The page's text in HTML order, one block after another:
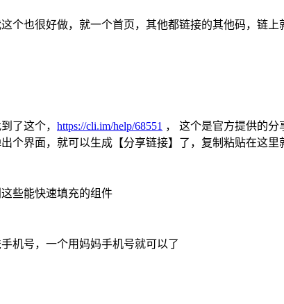
个也很好做，就一个首页，其他都链接的其他码，链上
了这个， https://cli.im/help/68551 ， 这个是官方提供的
个界面，就可以生成【分享链接】了，复制粘贴在这里
些能快速填充的组件
机号，一个用妈妈手机号就可以了